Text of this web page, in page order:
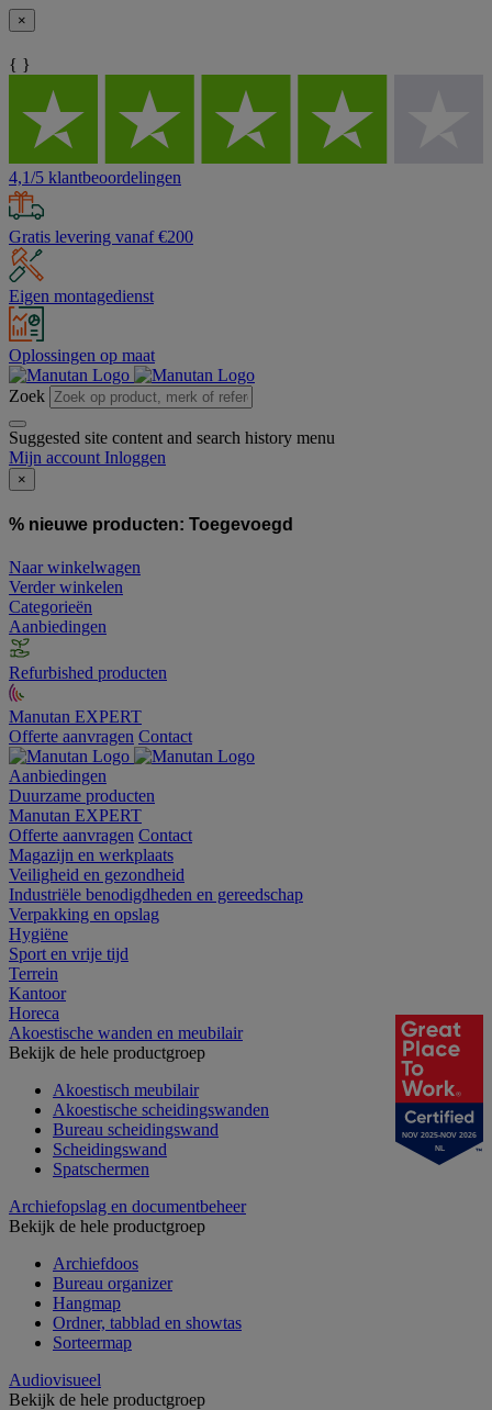
×
{ }
4,1/5 klantbeoordelingen
Gratis levering vanaf €200
Eigen montagedienst
Oplossingen op maat
Zoek
Suggested site content and search history menu
Mijn account Inloggen
×
% nieuwe producten: Toegevoegd
Naar winkelwagen
Verder winkelen
Categorieën
Aanbiedingen
Refurbished producten
Manutan EXPERT
Offerte aanvragen Contact
Aanbiedingen
Duurzame producten
Manutan EXPERT
Offerte aanvragen Contact
Magazijn en werkplaats
Veiligheid en gezondheid
Industriële benodigdheden en gereedschap
Verpakking en opslag
Hygiëne
Sport en vrije tijd
Terrein
Kantoor
Horeca
Akoestische wanden en meubilair
Bekijk de hele productgroep
Akoestisch meubilair
Akoestische scheidingswanden
Bureau scheidingswand
Scheidingswand
Spatschermen
Archiefopslag en documentbeheer
Bekijk de hele productgroep
Archiefdoos
Bureau organizer
Hangmap
Ordner, tabblad en showtas
Sorteermap
Audiovisueel
Bekijk de hele productgroep
NOV 2025-NOV 2026
NL